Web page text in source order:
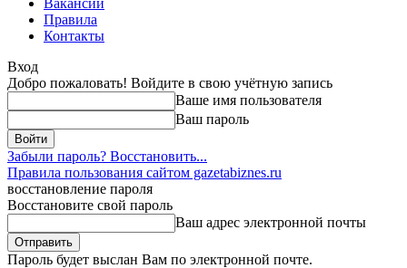
Вакансии
Правила
Контакты
Вход
Добро пожаловать! Войдите в свою учётную запись
Ваше имя пользователя
Ваш пароль
Забыли пароль? Восстановить...
Правила пользования сайтом gazetabiznes.ru
восстановление пароля
Восстановите свой пароль
Ваш адрес электронной почты
Пароль будет выслан Вам по электронной почте.